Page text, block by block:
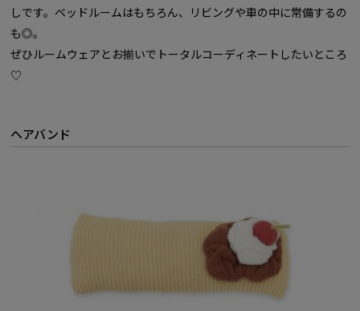
しです。ベッドルームはもちろん、リビングや車の中に常備するの
も◎。
ぜひルームウェアとお揃いでトータルコーディネートしたいところ
♡
ヘアバンド